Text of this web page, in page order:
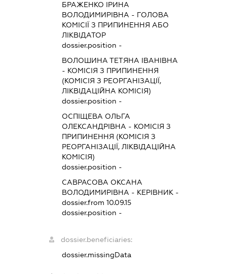
БРАЖЕНКО ІРИНА
ВОЛОДИМИРІВНА - ГОЛОВА
КОМІСІЇ З ПРИПИНЕННЯ АБО
ЛІКВІДАТОР
dossier.position -
ВОЛОШИНА ТЕТЯНА ІВАНІВНА
- КОМІСІЯ З ПРИПИНЕННЯ
(КОМІСІЯ З РЕОРГАНІЗАЦІЇ,
ЛІКВІДАЦІЙНА КОМІСІЯ)
dossier.position -
ОСПІЩЕВА ОЛЬГА
ОЛЕКСАНДРІВНА - КОМІСІЯ З
ПРИПИНЕННЯ (КОМІСІЯ З
РЕОРГАНІЗАЦІЇ, ЛІКВІДАЦІЙНА
КОМІСІЯ)
dossier.position -
САВРАСОВА ОКСАНА
ВОЛОДИМИРІВНА - КЕРІВНИК -
dossier.from 10.09.15
dossier.position -
dossier.beneficiaries:
dossier.missingData